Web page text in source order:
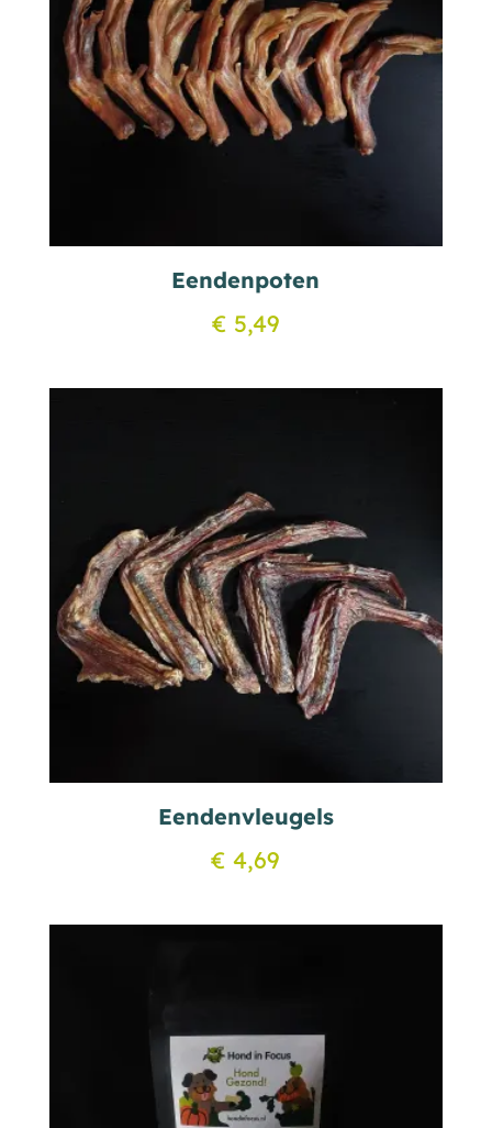
Eendenpoten
€ 5,49
Eendenvleugels
€ 4,69